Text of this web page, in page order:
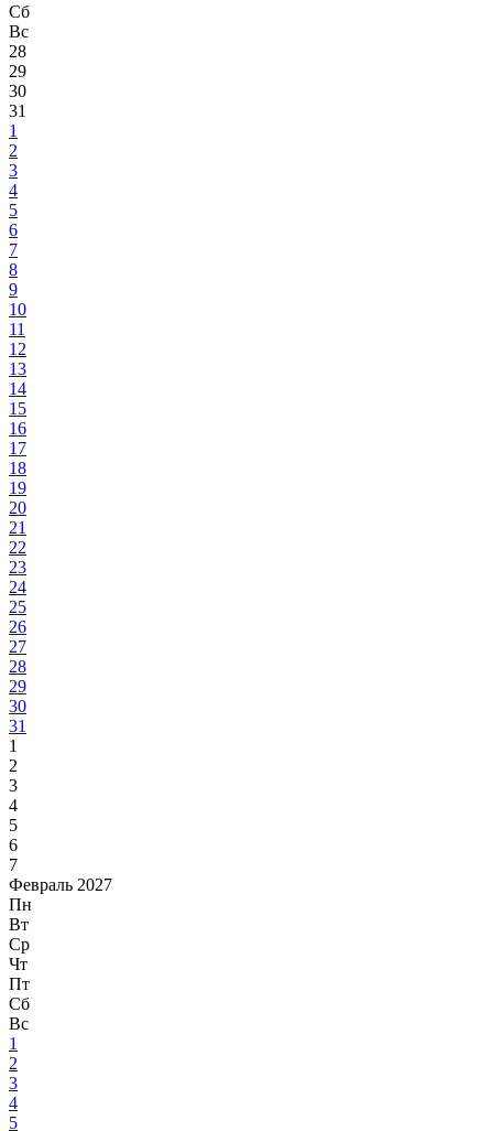
Сб
Вс
28
29
30
31
1
2
3
4
5
6
7
8
9
10
11
12
13
14
15
16
17
18
19
20
21
22
23
24
25
26
27
28
29
30
31
1
2
3
4
5
6
7
Февраль 2027
Пн
Вт
Ср
Чт
Пт
Сб
Вс
1
2
3
4
5